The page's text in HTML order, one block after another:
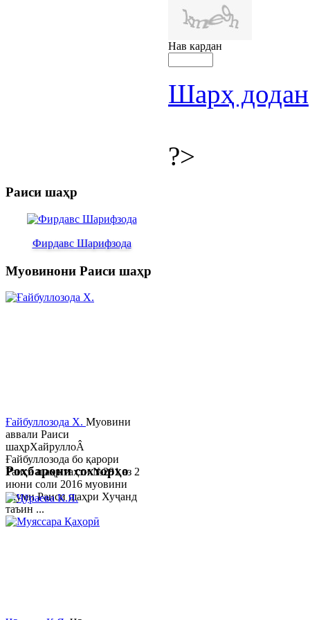
Нав кардан
Шарҳ додан
?>
Раиси шаҳр
Фирдавс Шарифзода
Муовинони Раиси шаҳр
Ғайбуллозода Х. Муовини
аввали Раиси
шаҳрХайруллоÂ
Ғайбуллозода бо қарори
Раиси шаҳр таҳти №281 аз 2
июни соли 2016 муовини
якуми Раиси шаҳри Хуҷанд
таъин ...
Роҳбарони сохторҳо